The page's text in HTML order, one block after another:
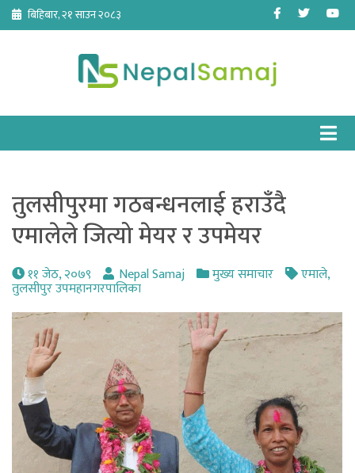
Skip
content
बिहिबार, २१ साउन २०८३ Facebook
Twitter
तुलसीपुरमा गठबन्धनलाई हराउँदै
एमालेले जित्यो मेयर र उपमेयर
११ जेठ, २०७९ Nepal Samaj मुख्य समाचार एमाले,
तुलसीपुर उपमहानगरपालिका